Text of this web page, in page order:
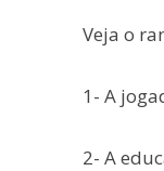
Veja o
1- A
2- A